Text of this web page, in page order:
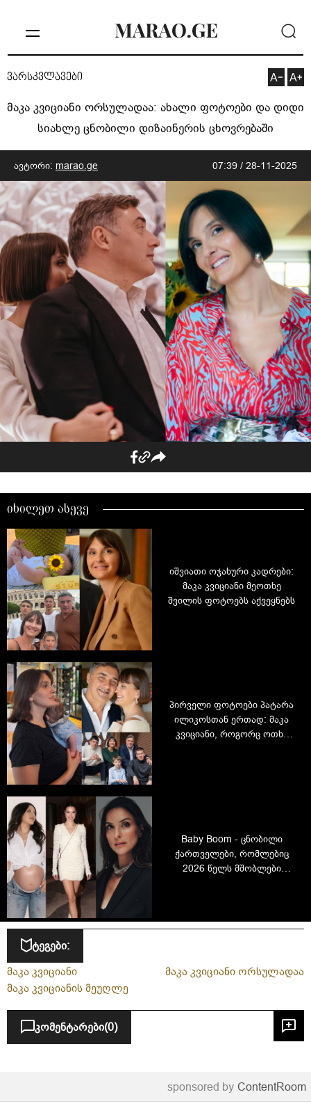
ვარსკვლავები
მაკა კვიციანი ორსულადაა: ახალი ფოტოები და დიდი
სიახლე ცნობილი დიზაინერის ცხოვრებაში
ავტორი: marao.ge 07:39 / 28-11-2025
იხილეთ ასევე
იშვიათი ოჯახური კადრები:
მაკა კვიციანი მეოთხე
შვილის ფოტოებს აქვეყნებს
პირველი ფოტოები პატარა
ილიკოსთან ერთად: მაკა
კვიციანი, როგორც ოთხი
Baby Boom - ცნობილი
ქართველები, რომლებიც
2026 წელს მშობლები
ტეგები:
მაკა კვიციანი
მაკა კვიციანი ორსულადაა
მაკა კვიციანის მეუღლე
კომენტარები(0)
sponsored by ContentRoom